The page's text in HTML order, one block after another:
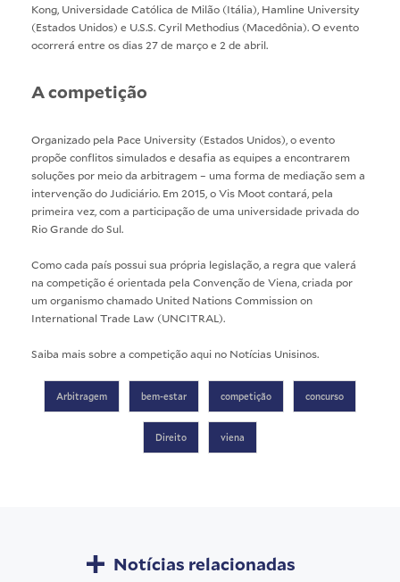
Kong, Universidade Católica de Milão (Itália), Hamline University
(Estados Unidos) e U.S.S. Cyril Methodius (Macedônia). O evento
ocorrerá entre os dias 27 de março e 2 de abril.
A competição
Organizado pela Pace University (Estados Unidos), o evento
propõe conflitos simulados e desafia as equipes a encontrarem
soluções por meio da arbitragem – uma forma de mediação sem a
intervenção do Judiciário. Em 2015, o Vis Moot contará, pela
primeira vez, com a participação de uma universidade privada do
Rio Grande do Sul.
Como cada país possui sua própria legislação, a regra que valerá
na competição é orientada pela Convenção de Viena, criada por
um organismo chamado United Nations Commission on
International Trade Law (UNCITRAL).
Saiba mais sobre a competição aqui no Notícias Unisinos.
Arbitragem bem-estar competição concurso
Direito viena
Notícias relacionadas